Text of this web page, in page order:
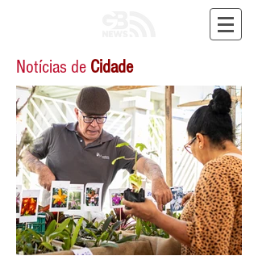
Notícias de Cidade